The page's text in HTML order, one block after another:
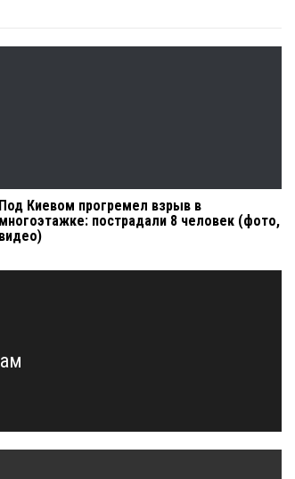
Под Киевом прогремел взрыв в
многоэтажке: пострадали 8 человек (фото,
видео)